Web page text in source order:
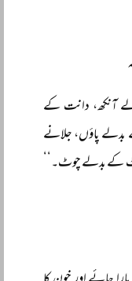
آنکھ، دانت کے
بدلے پاؤں، جلانے
کے بدلے چوٹ۔‘‘